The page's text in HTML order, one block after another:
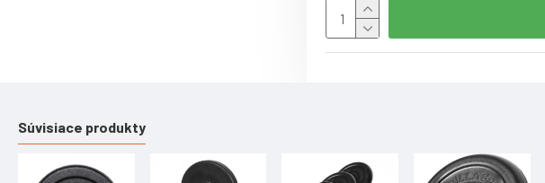
2,5 kg (priemer 17,7 cm, šírka 2 cm)
riemer 39 cm, šírka 3,4 cm)
Súvisiace produkty